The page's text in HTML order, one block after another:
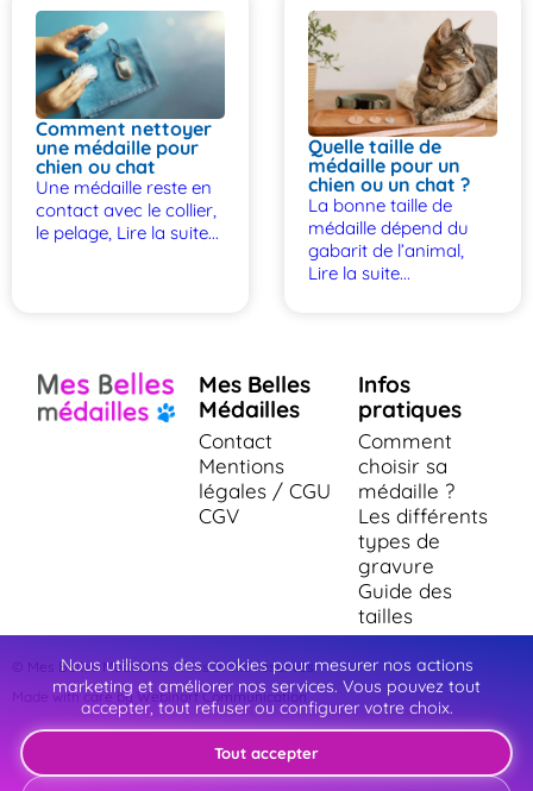
Comment nettoyer
une médaille pour
chien ou chat
Une médaille reste en
contact avec le collier,
le pelage, Lire la suite...
Quelle taille de
médaille pour un
chien ou un chat ?
La bonne taille de
médaille dépend du
gabarit de l’animal,
Lire la suite...
Mes Belles
Médailles
Contact
Mentions
légales / CGU
CGV
Infos
pratiques
Comment
choisir sa
médaille ?
Les différents
types de
gravure
Guide des
tailles
© Mes Belles Medailles - Tous droits réservés
Made with care by Webinart Communication
Nous utilisons des cookies pour mesurer nos actions
marketing et améliorer nos services. Vous pouvez tout
accepter, tout refuser ou configurer votre choix.
Tout accepter